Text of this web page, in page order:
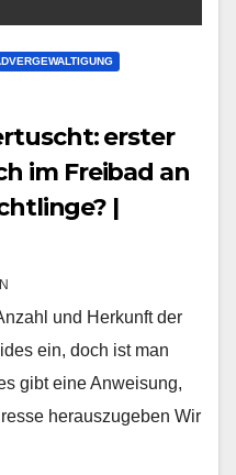
erster
im Freibad an
|
und Herkunft der
ein, doch ist man
gibt eine Anweisung,
herauszugeben Wir